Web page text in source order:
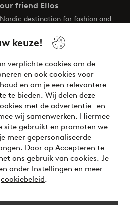
keuze!
verplichte cookies om de
en ook cookies voor
en om je een relevantere
te bieden. Wij delen deze
met de advertentie- en
wij samenwerken. Hiermee
site gebruikt en promoten we
meer gepersonaliseerde
Door op Accepteren te
ons gebruik van cookies. Je
onder Instellingen en meer
cookiebeleid.
friend Ellos
destination for fashion and
next inspiring look is here!
Nu betalen of opsplitsen
over onze betaalopties?